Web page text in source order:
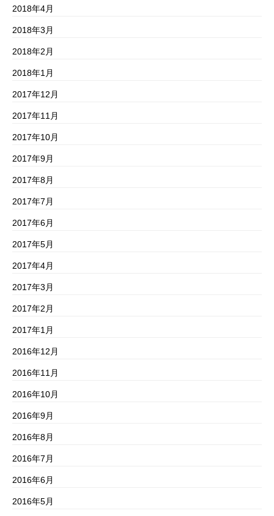
2018年4月
2018年3月
2018年2月
2018年1月
2017年12月
2017年11月
2017年10月
2017年9月
2017年8月
2017年7月
2017年6月
2017年5月
2017年4月
2017年3月
2017年2月
2017年1月
2016年12月
2016年11月
2016年10月
2016年9月
2016年8月
2016年7月
2016年6月
2016年5月